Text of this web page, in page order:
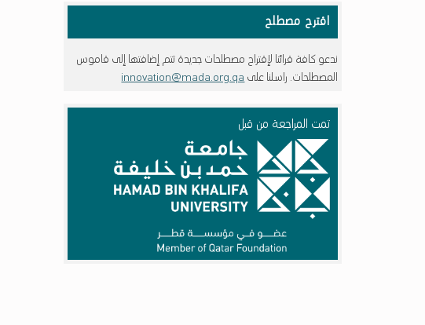
اقترح مصطلح
ندعو كافة قرائنا لإقتراح مصطلحات جديدة تتم إضافتها إلى قاموس
المصطلحات. راسلنا على innovation@mada.org.qa
تمت المراجعة من قبل